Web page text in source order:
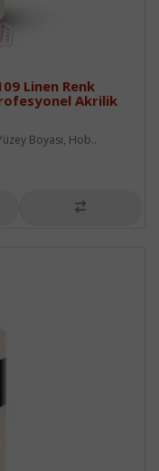
Linen Renk
Akrilik
Boyası, Hob..